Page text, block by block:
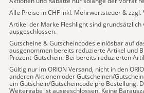
Alle Preise in CHF inkl. Mehrwertsteuer & zzgl.
Artikel der Marke Fleshlight sind grundsätzlich
ausgeschlossen.
Gutscheine & Gutscheincodes einlösbar auf
ausgenommen bereits reduzierte Artikel und
Prozent-Gutschein: Bei bereits reduzierten
Gültig nur im ORION Versand, nicht in den
anderen Aktionen oder Gutscheinen/
ein Gutschein/Gutscheincode pro Bestellung.
Weitergabe ist ausgeschlossen. Keine